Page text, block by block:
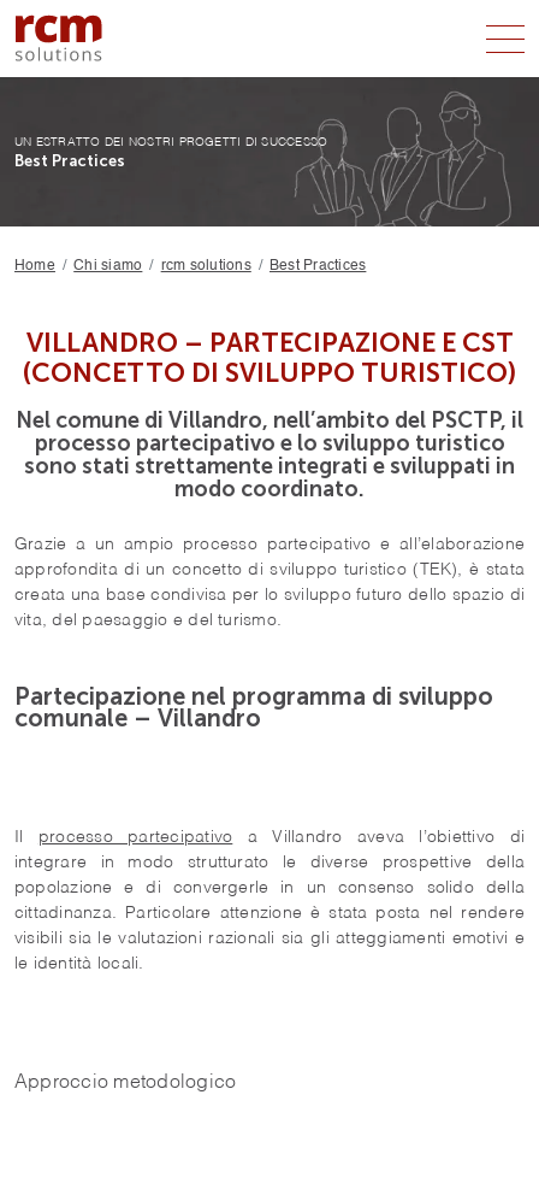
CHI SIAMO
RICHIESTA
UN ESTRATTO DEI NOSTRI PROGETTI DI SUCCESSO
Best Practices
Home Chi siamo rcm solutions Best Practices
VILLANDRO – PARTECIPAZIONE E CST
(CONCETTO DI SVILUPPO TURISTICO)
Nel comune di Villandro, nell’ambito del PSCTP, il
processo partecipativo e lo sviluppo turistico
sono stati strettamente integrati e sviluppati in
modo coordinato.
Grazie a un ampio processo partecipativo e all’elaborazione
approfondita di un concetto di sviluppo turistico (TEK), è stata
creata una base condivisa per lo sviluppo futuro dello spazio di
vita, del paesaggio e del turismo.
Partecipazione nel programma di sviluppo
comunale – Villandro
Il processo partecipativo a Villandro aveva l’obiettivo di
integrare in modo strutturato le diverse prospettive della
popolazione e di convergerle in un consenso solido della
cittadinanza. Particolare attenzione è stata posta nel rendere
visibili sia le valutazioni razionali sia gli atteggiamenti emotivi e
le identità locali.
Approccio metodologico